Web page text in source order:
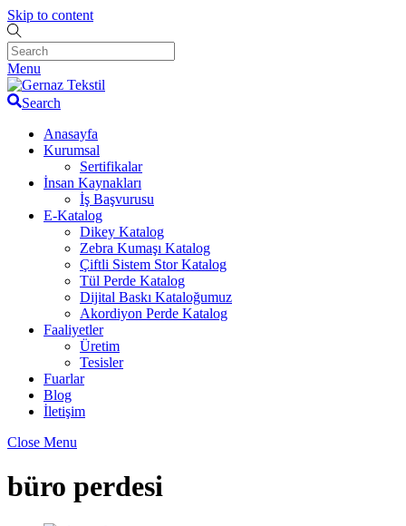
Skip to content
Menu
Search
Anasayfa
Kurumsal
Sertifikalar
İnsan Kaynakları
İş Başvurusu
E-Katalog
Dikey Katalog
Zebra Kumaşı Katalog
Çiftli Sistem Stor Katalog
Tül Perde Katalog
Dijital Baskı Kataloğumuz
Akordiyon Perde Katalog
Faaliyetler
Üretim
Tesisler
Fuarlar
Blog
İletişim
Close Menu
büro perdesi